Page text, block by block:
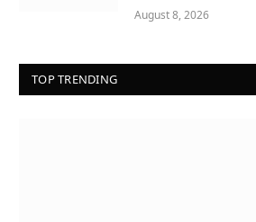
August 8, 2026
TOP TRENDING